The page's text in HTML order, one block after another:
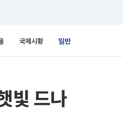
국제시황 일반
빛 드나